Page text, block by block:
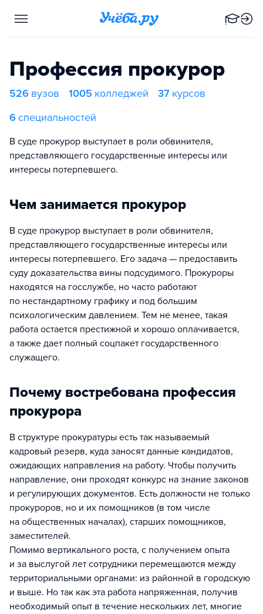
Профессия прокурор
526 вузов 1005 колледжей 37 курсов
6 специальностей
В суде прокурор выступает в роли обвинителя,
представляющего государственные интересы или
интересы потерпевшего.
Чем занимается прокурор
В суде прокурор выступает в роли обвинителя,
представляющего государственные интересы или
интересы потерпевшего. Его задача — предоставить
суду доказательства вины подсудимого. Прокуроры
находятся на госслужбе, но часто работают
по нестандартному графику и под большим
психологическим давлением. Тем не менее, такая
работа остается престижной и хорошо оплачивается,
а также дает полный соцпакет государственного
служащего.
Почему востребована профессия
прокурора
В структуре прокуратуры есть так называемый
кадровый резерв, куда заносят данные кандидатов,
ожидающих направления на работу. Чтобы получить
направление, они проходят конкурс на знание законов
и регулирующих документов. Есть должности не только
прокуроров, но и их помощников (в том числе
на общественных началах), старших помощников,
заместителей.
Помимо вертикального роста, с получением опыта
и за выслугой лет сотрудники перемещаются между
территориальными органами: из районной в городскую
и выше. Но так как эта работа напряженная, получив
необходимый опыт в течение нескольких лет, многие